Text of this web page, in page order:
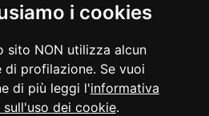
i cookies
sito NON utilizza alcun
di profilazione. Se vuoi
di più leggi l'informativa
sull'uso dei cookie.